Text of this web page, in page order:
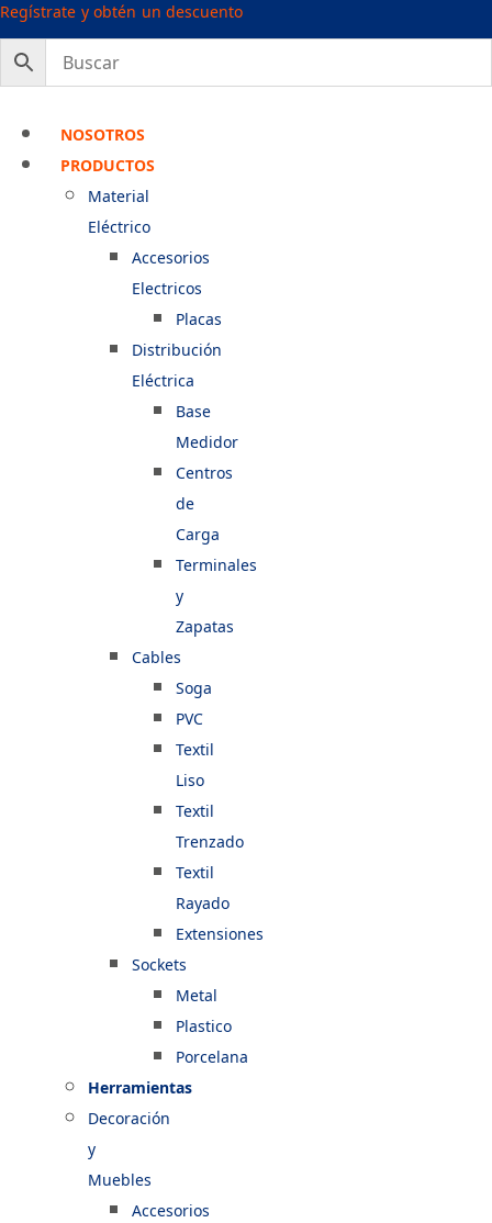
Ir
al
contenido
Regístrate y obtén un descuento
NOSOTROS
PRODUCTOS
Material
Eléctrico
Accesorios
Electricos
Placas
Distribución
Eléctrica
Base
Medidor
Centros
de
Carga
Terminales
y
Zapatas
Cables
Soga
PVC
Textil
Liso
Textil
Trenzado
Textil
Rayado
Extensiones
Sockets
Metal
Plastico
Porcelana
Herramientas
Decoración
y
Muebles
Accesorios